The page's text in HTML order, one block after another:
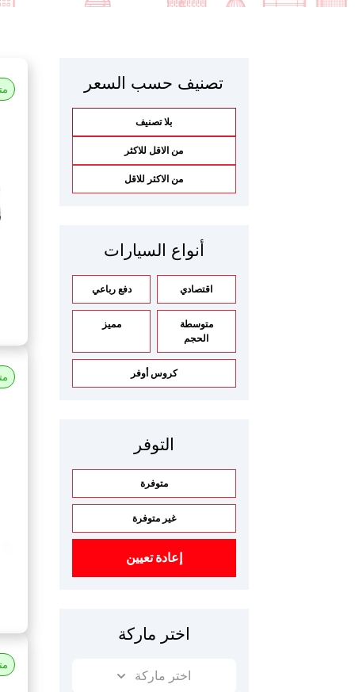
تصنيف حسب السعر
بلا تصنيف
من الاقل للاكثر
من الاكثر للاقل
أنواع السيارات
اقتصادي دفع رباعي
متوسطة
الحجم
مميز
كروس أوفر
التوفر
متوفرة
غير متوفرة
إعادة تعيين
اختر ماركة
اختر ماركة